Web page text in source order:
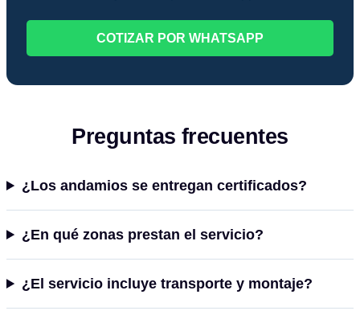
COTIZAR POR WHATSAPP
Preguntas frecuentes
¿Los andamios se entregan certificados?
¿En qué zonas prestan el servicio?
¿El servicio incluye transporte y montaje?